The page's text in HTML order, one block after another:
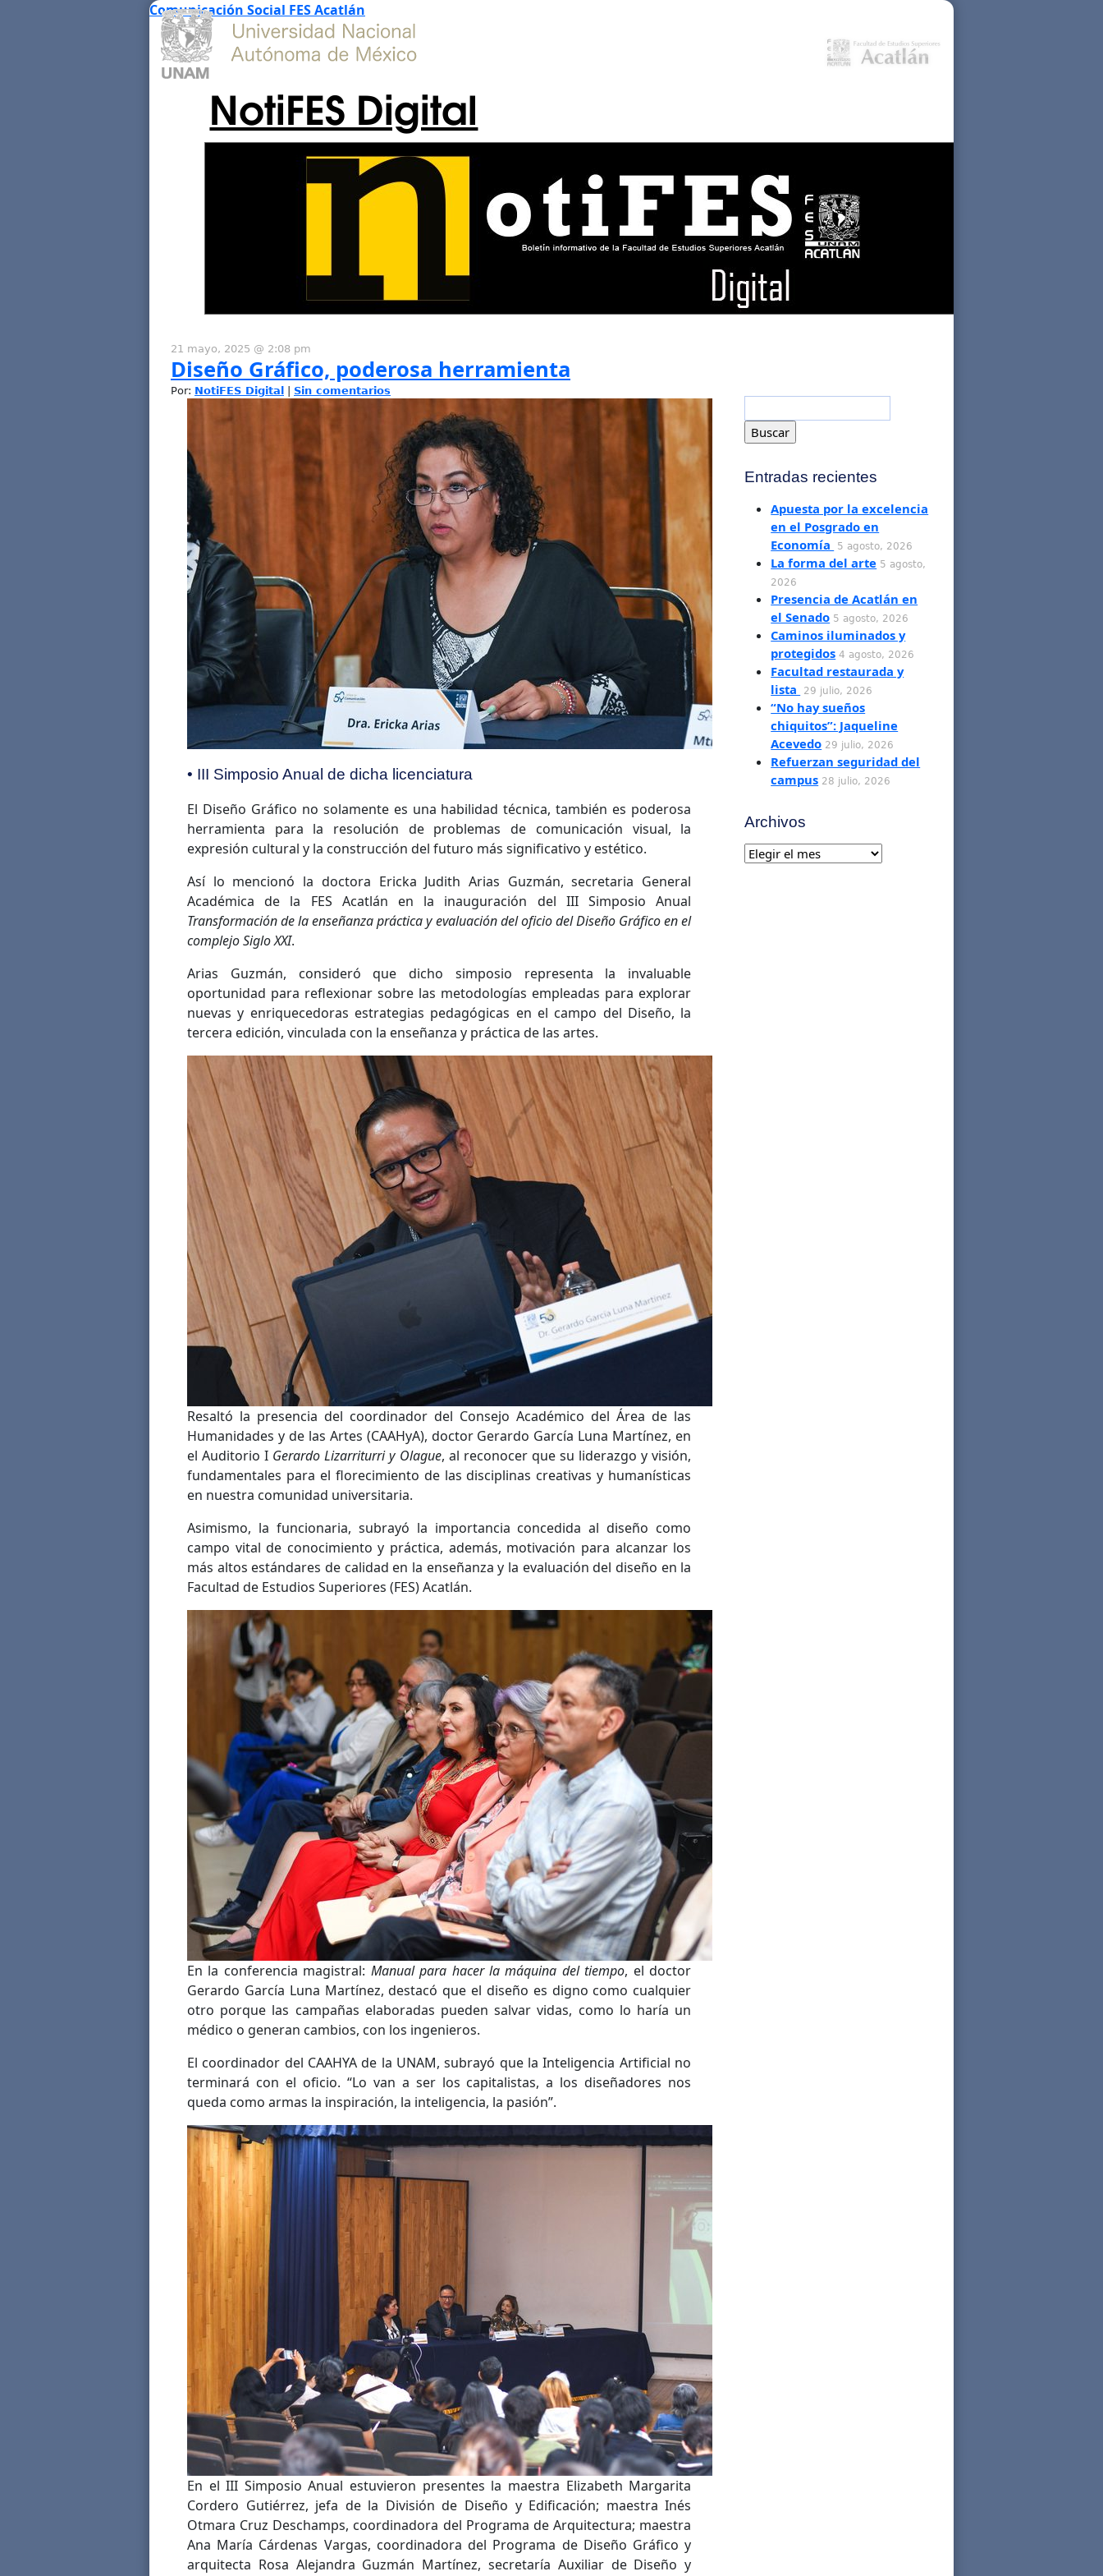
Comunicación Social FES Acatlán
NotiFES Digital
21 mayo, 2025 @ 2:08 pm
Diseño Gráfico, poderosa herramienta
Por: NotiFES Digital Sin comentarios
• III Simposio Anual de dicha licenciatura
El Diseño Gráfico no solamente es una habilidad técnica, también es poderosa
herramienta para la resolución de problemas de comunicación visual, la
expresión cultural y la construcción del futuro más significativo y estético.
Así lo mencionó la doctora Ericka Judith Arias Guzmán, secretaria General
Académica de la FES Acatlán en la inauguración del III Simposio Anual
Transformación de la enseñanza práctica y evaluación del oficio del Diseño Gráfico en el
complejo Siglo XXI.
Arias Guzmán, consideró que dicho simposio representa la invaluable
oportunidad para reflexionar sobre las metodologías empleadas para explorar
nuevas y enriquecedoras estrategias pedagógicas en el campo del Diseño, la
tercera edición, vinculada con la enseñanza y práctica de las artes.
Resaltó la presencia del coordinador del Consejo Académico del Área de las
Humanidades y de las Artes (CAAHyA), doctor Gerardo García Luna Martínez, en
el Auditorio I Gerardo Lizarriturri y Olague, al reconocer que su liderazgo y visión,
fundamentales para el florecimiento de las disciplinas creativas y humanísticas
en nuestra comunidad universitaria.
Asimismo, la funcionaria, subrayó la importancia concedida al diseño como
campo vital de conocimiento y práctica, además, motivación para alcanzar los
más altos estándares de calidad en la enseñanza y la evaluación del diseño en la
Facultad de Estudios Superiores (FES) Acatlán.
En la conferencia magistral: Manual para hacer la máquina del tiempo, el doctor
Gerardo García Luna Martínez, destacó que el diseño es digno como cualquier
otro porque las campañas elaboradas pueden salvar vidas, como lo haría un
médico o generan cambios, con los ingenieros.
El coordinador del CAAHYA de la UNAM, subrayó que la Inteligencia Artificial no
terminará con el oficio. “Lo van a ser los capitalistas, a los diseñadores nos
queda como armas la inspiración, la inteligencia, la pasión”.
En el III Simposio Anual estuvieron presentes la maestra Elizabeth Margarita
Cordero Gutiérrez, jefa de la División de Diseño y Edificación; maestra Inés
Otmara Cruz Deschamps, coordinadora del Programa de Arquitectura; maestra
Ana María Cárdenas Vargas, coordinadora del Programa de Diseño Gráfico y
arquitecta Rosa Alejandra Guzmán Martínez, secretaría Auxiliar de Diseño y
Entradas recientes
Apuesta por la excelencia
en el Posgrado en
Economía
5 agosto, 2026
La forma del arte 5 agosto,
2026
Presencia de Acatlán en
el Senado 5 agosto, 2026
Caminos iluminados y
protegidos 4 agosto, 2026
Facultad restaurada y
lista
29 julio, 2026
“No hay sueños
chiquitos”: Jaqueline
Acevedo 29 julio, 2026
Refuerzan seguridad del
campus 28 julio, 2026
Archivos
Archivos